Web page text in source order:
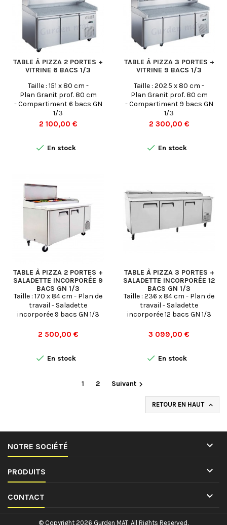
TABLE À PIZZA 2 PORTES +
VITRINE 6 BACS 1/3
Taille : 151 x 80 cm -
Plan Granit prof. 80 cm
- Compartiment 6 bacs GN
1/3
Prix
2 100,00 €
 En stock
TABLE À PIZZA 3 PORTES +
VITRINE 9 BACS 1/3
Taille : 202.5 x 80 cm -
Plan Granit prof. 80 cm
- Compartiment 9 bacs GN
1/3
Prix
2 300,00 €
 En stock
TABLE À PIZZA 2 PORTES +
SALADETTE INCORPORÉE 9
BACS GN 1/3
Taille : 170 x 84 cm - Plan de
travail - Saladette
incorporée 9 bacs GN 1/3
Prix
2 500,00 €
 En stock
TABLE À PIZZA 3 PORTES +
SALADETTE INCORPORÉE 12
BACS GN 1/3
Taille : 236 x 84 cm - Plan de
travail - Saladette
incorporée 12 bacs GN 1/3
Prix
3 099,00 €
 En stock
1 2 Suivant 
RETOUR EN HAUT 
NOTRE SOCIÉTÉ 
PRODUITS 
CONTACT 
© Copyright 2026 Gurden MAT. All Rights Reserved.